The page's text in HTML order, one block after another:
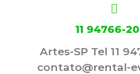
11 94766-
Artes-SP Tel 11
contato@rental-